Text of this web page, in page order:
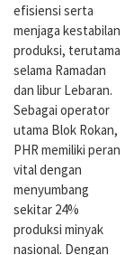
efisiensi serta
menjaga kestabilan
produksi, terutama
selama Ramadan
dan libur Lebaran.
Sebagai operator
utama Blok Rokan,
PHR memiliki peran
vital dengan
menyumbang
sekitar 24%
produksi minyak
nasional. Dengan